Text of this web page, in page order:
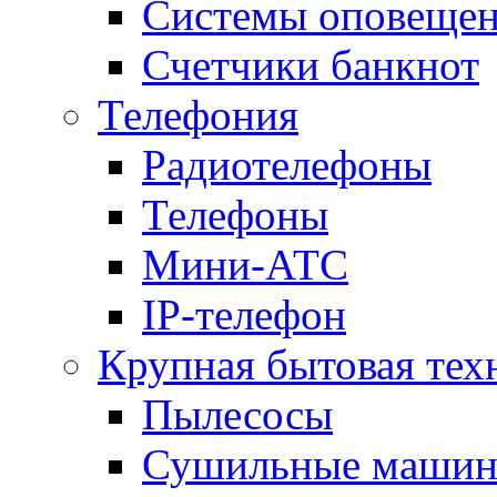
Системы
Счетчики банкнот
Телефония
Радиотелефоны
Телефоны
Мини-АТС
IP-телефон
Крупная бытовая
Пылесосы
Сушильные